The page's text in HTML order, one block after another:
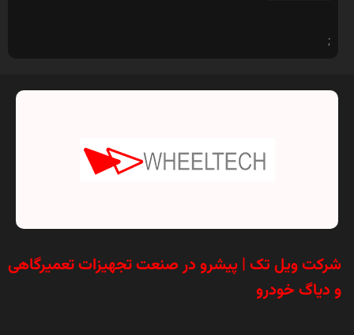
;
شرکت ویل تک | پیشرو در صنعت تجهیزات تعمیرگاهی
و دیاگ خودرو